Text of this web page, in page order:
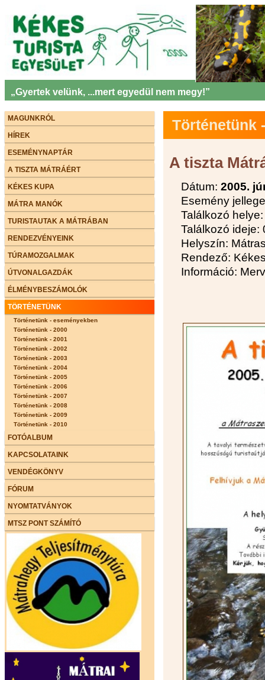
„Gyertek velünk, ...mert egyedül nem megy!”
MAGUNKRÓL
HÍREK
ESEMÉNYNAPTÁR
A TISZTA MÁTRÁÉRT
KÉKES KUPA
MÁTRA MANÓK
TURISTAUTAK A MÁTRÁBAN
RENDEZVÉNYEINK
TÚRAMOZGALMAK
ÚTVONALGAZDÁK
ÉLMÉNYBESZÁMOLÓK
TÖRTÉNETÜNK
Történetünk - eseményekben
Történetünk - 2000
Történetünk - 2001
Történetünk - 2002
Történetünk - 2003
Történetünk - 2004
Történetünk - 2005
Történetünk - 2006
Történetünk - 2007
Történetünk - 2008
Történetünk - 2009
Történetünk - 2010
FOTÓALBUM
KAPCSOLATAINK
VENDÉGKÖNYV
FÓRUM
NYOMTATVÁNYOK
MTSZ PONT SZÁMÍTÓ
Történetünk
A tiszta
Dátum: 2005.
Esemény
Találkozó
Találkozó ideje:
Helyszín:
Rendező:
Információ: